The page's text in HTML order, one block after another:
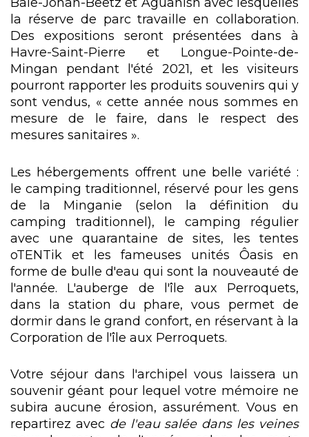
la réserve de parc travaille en collaboration.
Des expositions seront présentées dans à
Havre-Saint-Pierre et Longue-Pointe-de-
Mingan pendant l'été 2021, et les visiteurs
pourront rapporter les produits souvenirs qui y
sont vendus, « cette année nous sommes en
mesure de le faire, dans le respect des
mesures sanitaires ».
Les hébergements offrent une belle variété :
le camping traditionnel, réservé pour les gens
de la Minganie (selon la définition du
camping traditionnel), le camping régulier
avec une quarantaine de sites, les tentes
oTENTik et les fameuses unités Ôasis en
forme de bulle d'eau qui sont la nouveauté de
l'année. L'auberge de l'île aux Perroquets,
dans la station du phare, vous permet de
dormir dans le grand confort, en réservant à la
Corporation de l'île aux Perroquets.
Votre séjour dans l'archipel vous laissera un
souvenir géant pour lequel votre mémoire ne
subira aucune érosion, assurément. Vous en
repartirez avec de l'eau salée dans les veines